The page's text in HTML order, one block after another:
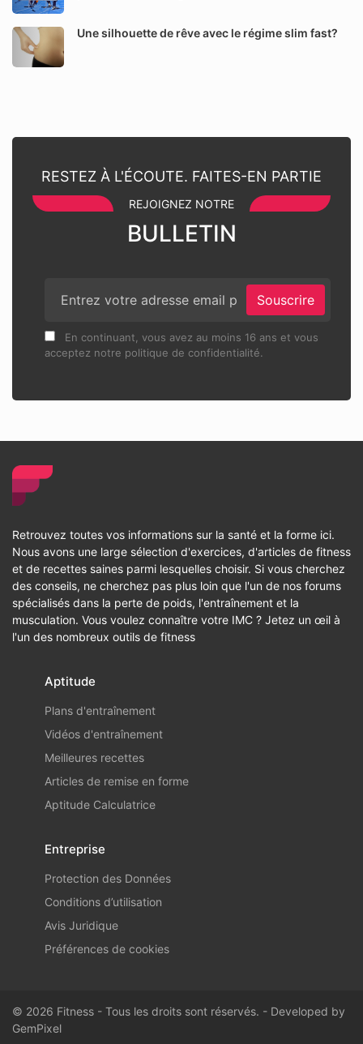
Une silhouette de rêve avec le régime slim fast?
RESTEZ À L'ÉCOUTE. FAITES-EN PARTIE
REJOIGNEZ NOTRE
BULLETIN
Souscrire
En continuant, vous avez au moins 16 ans et vous
acceptez notre politique de confidentialité.
Retrouvez toutes vos informations sur la santé et la forme ici.
Nous avons une large sélection d'exercices, d'articles de fitness
et de recettes saines parmi lesquelles choisir. Si vous cherchez
des conseils, ne cherchez pas plus loin que l'un de nos forums
spécialisés dans la perte de poids, l'entraînement et la
musculation. Vous voulez connaître votre IMC ? Jetez un œil à
l'un des nombreux outils de fitness
Aptitude
Plans d'entraînement
Vidéos d'entraînement
Meilleures recettes
Articles de remise en forme
Aptitude Calculatrice
Entreprise
Protection des Données
Conditions d’utilisation
Avis Juridique
Préférences de cookies
© 2026 Fitness - Tous les droits sont réservés. - Developed by
GemPixel